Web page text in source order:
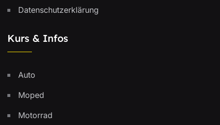
Datenschutzerklärung
Kurs & Infos
Auto
Moped
Motorrad